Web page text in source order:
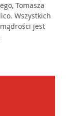
Tomasza
Wszystkich
jest